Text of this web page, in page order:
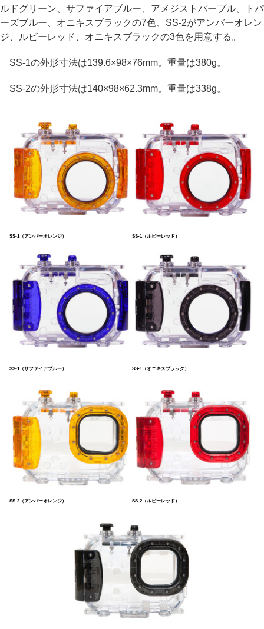
ルドグリーン、サファイアブルー、アメジストパープル、トパ
ーズブルー、オニキスブラックの7色、SS-2がアンバーオレン
ジ、ルビーレッド、オニキスブラックの3色を用意する。
SS-1の外形寸法は139.6×98×76mm。重量は380g。
SS-2の外形寸法は140×98×62.3mm。重量は338g。
SS-1（アンバーオレンジ） SS-1（ルビーレッド）
SS-1（サファイアブルー） SS-1（オニキスブラック）
SS-2（アンバーオレンジ） SS-2（ルビーレッド）